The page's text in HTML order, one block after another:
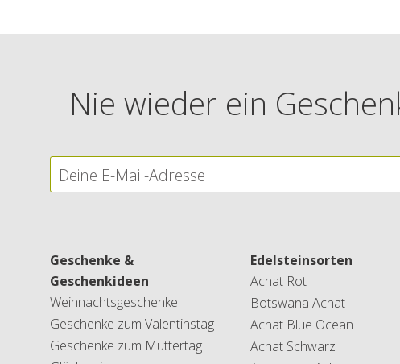
Nie wieder ein
Geschenke &
Geschenkideen
Weihnachtsgeschenke
Geschenke zum Valentinstag
Geschenke zum Muttertag
Edelsteinsorten
Achat Rot
Botswana Achat
Achat Blue Ocean
Achat Schwarz